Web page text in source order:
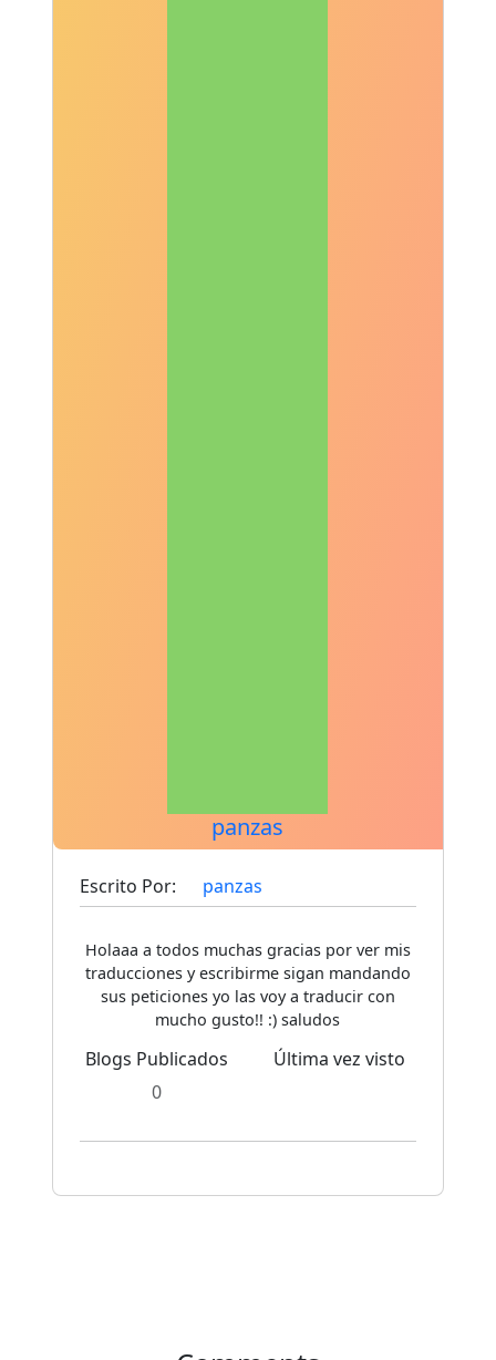
panzas
Escrito Por: panzas
Holaaa a todos muchas gracias por ver mis
traducciones y escribirme sigan mandando
sus peticiones yo las voy a traducir con
mucho gusto!! :) saludos
Blogs Publicados
0
Última vez visto